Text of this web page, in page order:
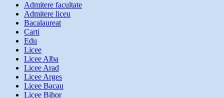
Admitere facultate
Admitere liceu
Bacalaureat
Carti
Edu
Licee
Licee Alba
Licee Arad
Licee Arges
Licee Bacau
Licee Bihor